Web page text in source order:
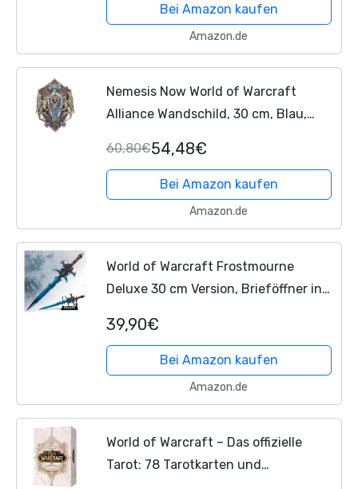
Bei Amazon kaufen
Amazon.de
Nemesis Now World of Warcraft
Alliance Wandschild, 30 cm, Blau,
Merchandise, Gaming-Wandbehang,
Ornament,...
60,80€54,48€
Bei Amazon kaufen
Amazon.de
World of Warcraft Frostmourne
Deluxe 30 cm Version, Brieföffner in
für Zuhause und das Büro, Geschenk
und Merchandise für...
39,90€
Bei Amazon kaufen
Amazon.de
World of Warcraft – Das offizielle
Tarot: 78 Tarotkarten und